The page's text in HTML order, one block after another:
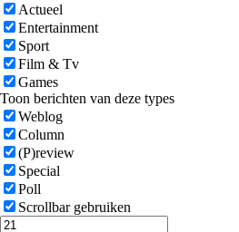
Actueel
Entertainment
Sport
Film & Tv
Games
Toon berichten van deze types
Weblog
Column
(P)review
Special
Poll
Scrollbar gebruiken